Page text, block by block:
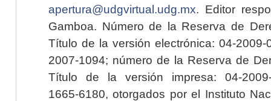
apertura@udgvirtual.udg.mx. Editor
Gamboa. Número de la Reserva de
Título de la versión electrónica: 04-2009-
2007-1094; número de la Reserva de
Título de la versión impresa: 04-2009-
1665-6180, otorgados por el Instituto